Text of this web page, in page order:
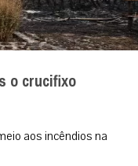
o crucifixo
aos incêndios na